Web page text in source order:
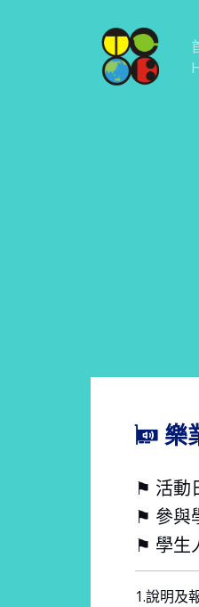
樂
⚑ 活動
⚑ 參與
⚑ 學生
1.說明及